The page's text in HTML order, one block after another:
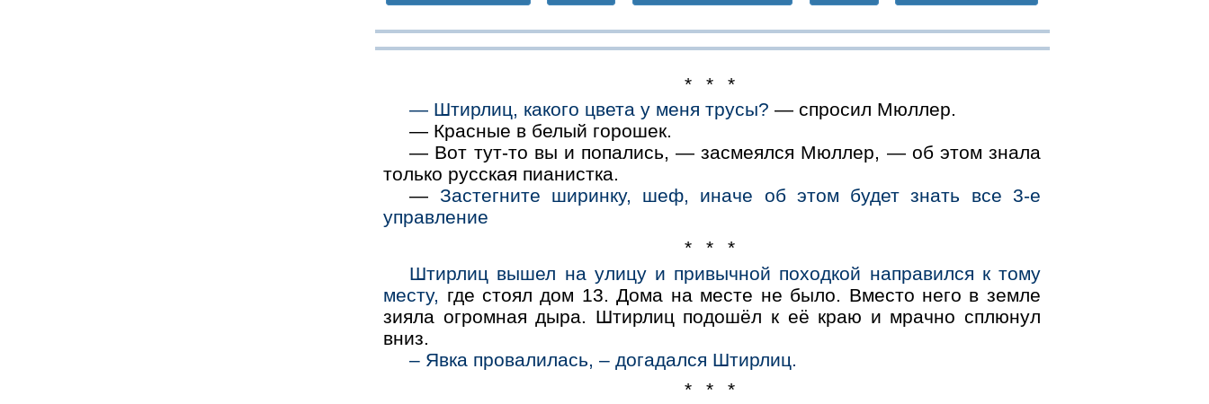
* * *
— Штирлиц, какого цвета у меня трусы? — спросил Мюллер.
— Красные в белый горошек.
— Вот тут-то вы и попались, — засмеялся Мюллер, — об этом знала
только русская пианистка.
— Застегните ширинку, шеф, иначе об этом будет знать все 3-е
управление
* * *
Штирлиц вышел на улицу и привычной походкой направился к тому
месту, где стоял дом 13. Дома на месте не было. Вместо него в земле
зияла огромная дыра. Штирлиц подошёл к её краю и мрачно сплюнул
вниз.
– Явка провалилась, – догадался Штирлиц.
* * *